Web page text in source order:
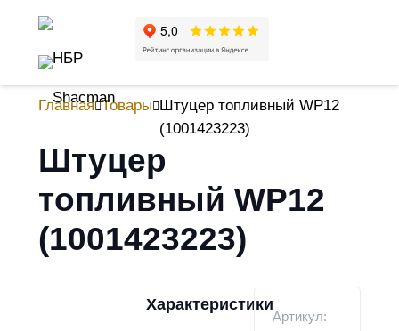
Главная Товары Штуцер топливный WP12
(1001423223)
Штуцер
топливный WP12
(1001423223)
Характеристики
Артикул: